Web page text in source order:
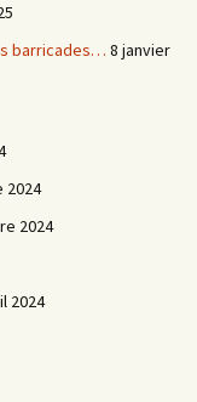
barricades… 8 janvier
2024
2024
2024